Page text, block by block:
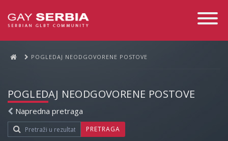
Toggle
POGLEDAJ NEODGOVORENE POSTOVE
POGLEDAJ NEODGOVORENE POSTOVE
Napredna pretraga
PRETRAGA